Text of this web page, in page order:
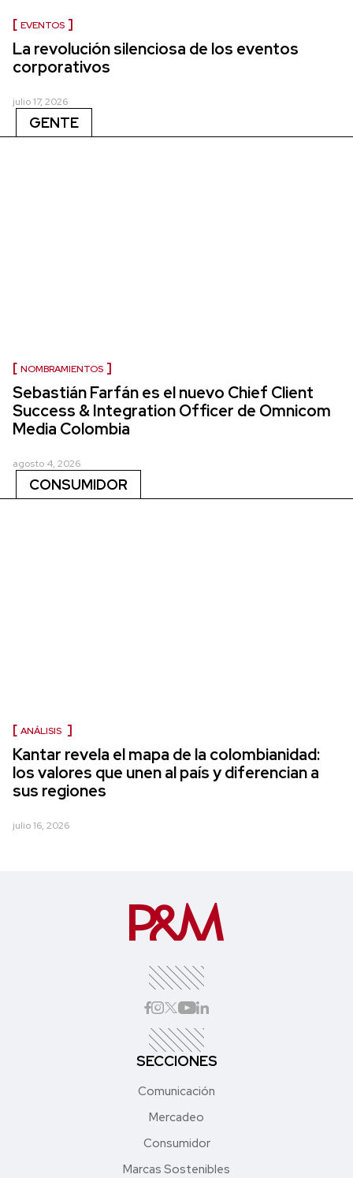
EVENTOS
La revolución silenciosa de los eventos
corporativos
julio 17, 2026
GENTE
NOMBRAMIENTOS
Sebastián Farfán es el nuevo Chief Client
Success & Integration Officer de Omnicom
Media Colombia
agosto 4, 2026
CONSUMIDOR
ANÁLISIS
Kantar revela el mapa de la colombianidad:
los valores que unen al país y diferencian a
sus regiones
julio 16, 2026
SECCIONES
Comunicación
Mercadeo
Consumidor
Marcas Sostenibles